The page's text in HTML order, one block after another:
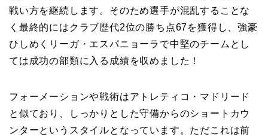
戦い方を継続します。そのため選手が混乱することな
く最終的にはクラブ歴代2位の勝ち点67を獲得し、強豪
ひしめくリーガ・エスパニョーラで中堅のチームとし
ては成功の部類に入る成績を収めました！
フォーメーションや戦術はアトレティコ・マドリード
と似ており、しっかりとした守備からのショートカウ
ンターというスタイルとなっています。ただこれは前